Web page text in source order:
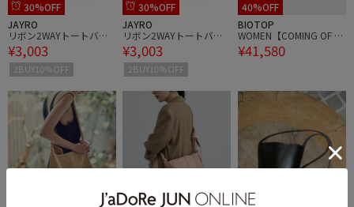
30%OFF
JAYRO
リボン2WAYトートバッ
グ
¥3,003
2BUY10%OFF
30%OFF
JAYRO
リボン2WAYトートバッ
グ
¥3,003
2BUY10%OFF
40%OFF
BIOTOP
WOMEN【COMING OF A
GE】PVC TOTE
¥41,580